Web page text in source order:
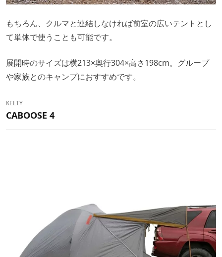
もちろん、クルマと連結しなければ前室の広いテントとし
て単体で使うことも可能です。
展開時のサイズは横213×奥行304×高さ198cm。グループ
や家族とのキャンプにおすすめです。
KELTY
CABOOSE 4